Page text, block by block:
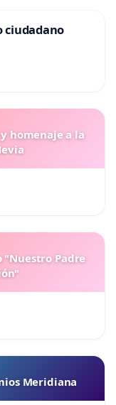
ciudadano
homenaje a la
Padre
Meridiana